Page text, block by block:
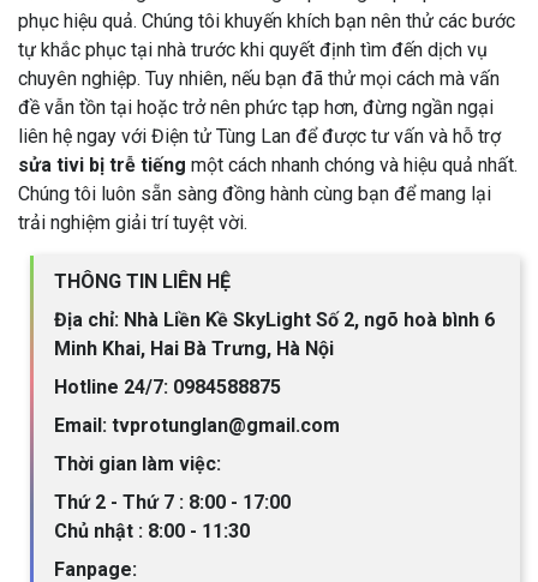
phục hiệu quả. Chúng tôi khuyến khích bạn nên thử các bước
tự khắc phục tại nhà trước khi quyết định tìm đến dịch vụ
chuyên nghiệp. Tuy nhiên, nếu bạn đã thử mọi cách mà vấn
đề vẫn tồn tại hoặc trở nên phức tạp hơn, đừng ngần ngại
liên hệ ngay với Điện tử Tùng Lan để được tư vấn và hỗ trợ
sửa tivi bị trễ tiếng một cách nhanh chóng và hiệu quả nhất.
Chúng tôi luôn sẵn sàng đồng hành cùng bạn để mang lại
trải nghiệm giải trí tuyệt vời.
THÔNG TIN LIÊN HỆ
Địa chỉ: Nhà Liền Kề SkyLight Số 2, ngõ hoà bình 6
Minh Khai, Hai Bà Trưng, Hà Nội
Hotline 24/7: 0984588875
Email: tvprotunglan@gmail.com
Thời gian làm việc:
Thứ 2 - Thứ 7 : 8:00 - 17:00
Chủ nhật : 8:00 - 11:30
Fanpage: